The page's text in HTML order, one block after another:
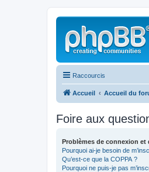
Raccourcis
Accueil Accueil du
Foire aux
Problèmes de connexion et
Pourquoi ai-je besoin de
Qu’est-ce que la COPPA ?
Pourquoi ne puis-je pas